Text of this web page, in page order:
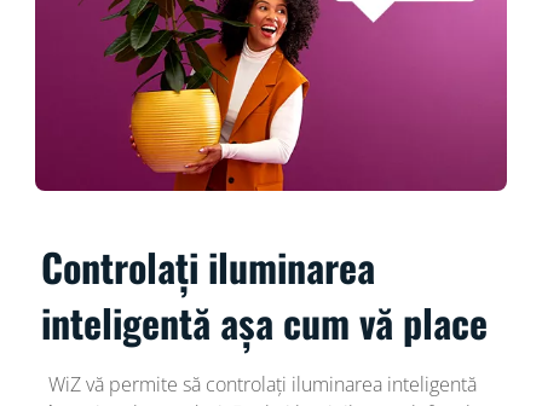
Controlați iluminarea
inteligentă așa cum vă place
WiZ vă permite să controlați iluminarea inteligentă